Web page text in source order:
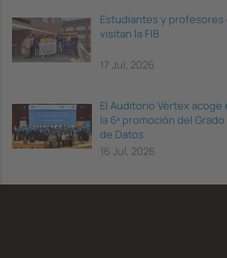
Estudiantes y profesores
visitan la FIB
17 Jul, 2026
El Auditorio Vèrtex
la 6ª promoción del
de Datos
16 Jul, 2026